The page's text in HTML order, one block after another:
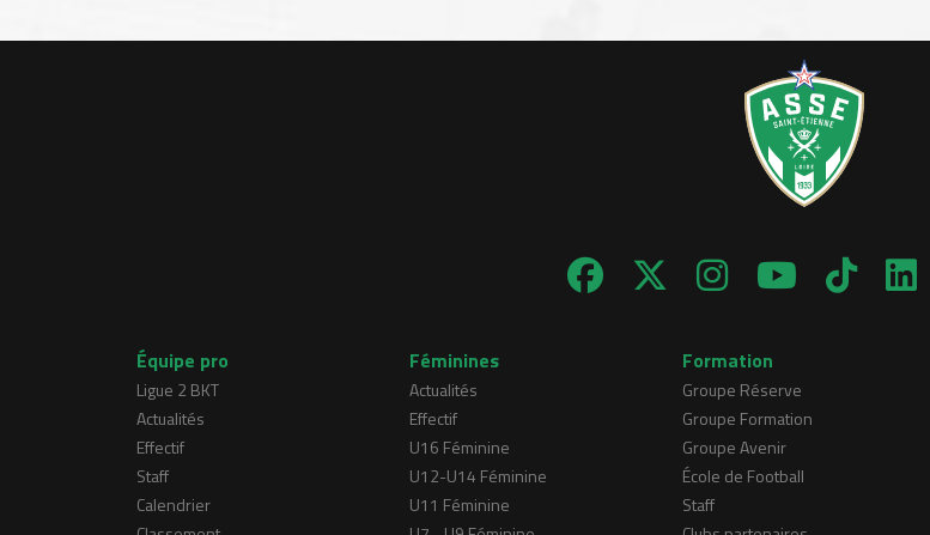
Équipe pro
Ligue 2 BKT
Actualités
Effectif
Staff
Calendrier
Féminines
Actualités
Effectif
U16 Féminine
U12-U14 Féminine
U11 Féminine
Formation
Groupe Réserve
Groupe Formation
Groupe Avenir
École de Football
Staff